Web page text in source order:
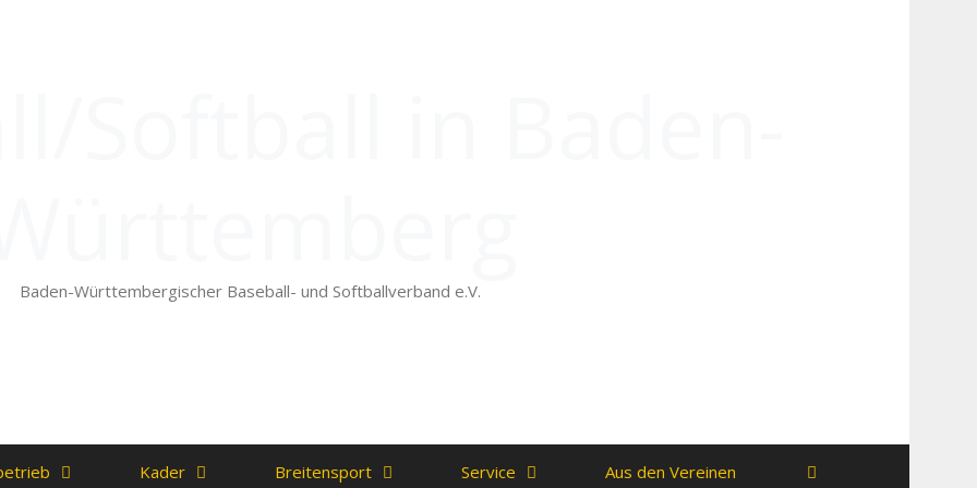
Baden-Württembergischer Baseball- und Softballverband e.V.
Kader Breitensport Service Aus den Vereinen